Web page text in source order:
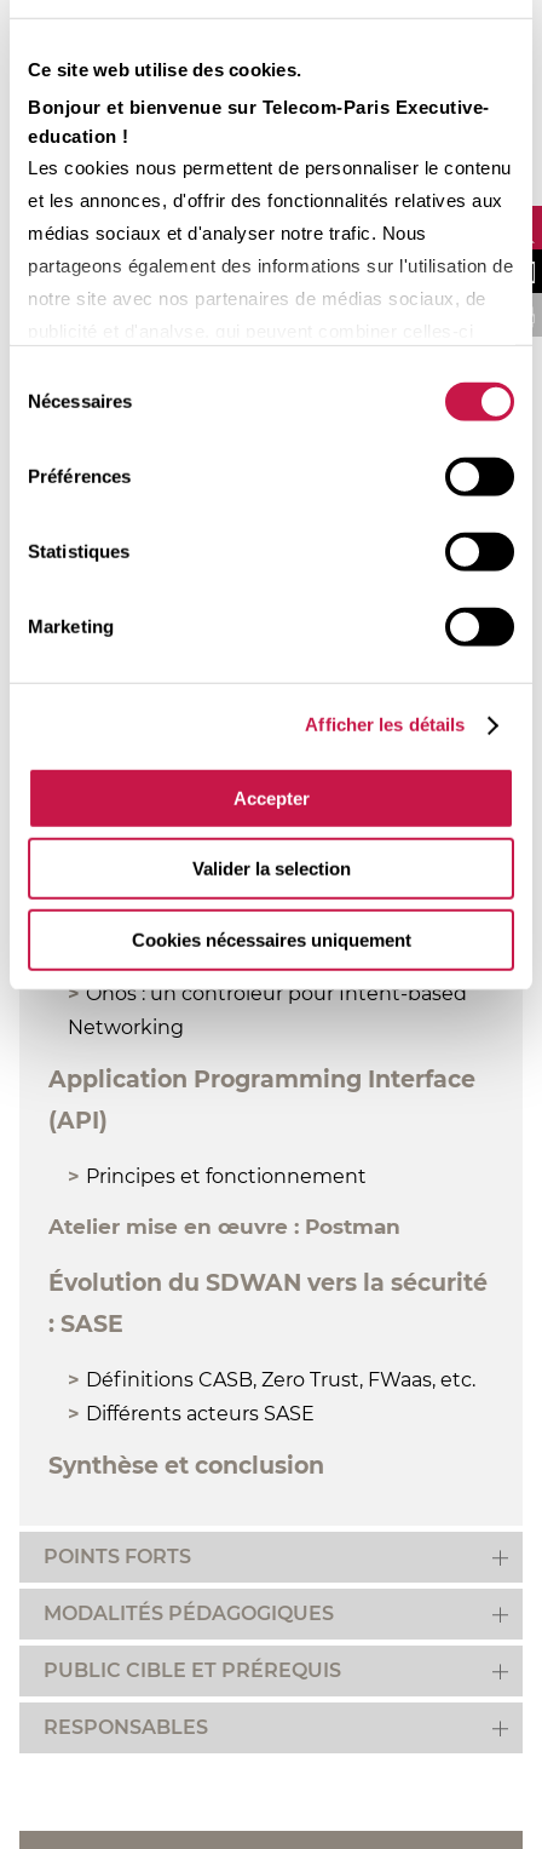
Ce site web utilise des cookies.
Bonjour et bienvenue sur Telecom-Paris Executive-
education !
Les cookies nous permettent de personnaliser le contenu
et les annonces, d'offrir des fonctionnalités relatives aux
médias sociaux et d'analyser notre trafic. Nous
partageons également des informations sur l'utilisation de
notre site avec nos partenaires de médias sociaux, de
ou qu'ils ont collectées lors de votre utilisation de leurs
Nécessaires
Préférences
Statistiques
Marketing
Afficher les détails
Accepter
Valider la selection
Cookies nécessaires uniquement
NOUS
FINANCER VOTRE
bénéfices associés
PROGRAMME
Introduction
NFVI : Network Functions
Virtualization Infrastructure
VNF manager
Containers)
Software-Defined Networking (SDN)
Principes et fonctionnement
Atelier mise en œuvre : OVS
Principes et fonctionnement
Onos : un contrôleur pour Intent-based
Networking
Application Programming Interface
(API)
Principes et fonctionnement
Atelier mise en œuvre : Postman
Évolution du SDWAN vers la sécurité
: SASE
Définitions CASB, Zero Trust, FWaas, etc.
Différents acteurs SASE
Synthèse et conclusion
POINTS FORTS
MODALITÉS PÉDAGOGIQUES
PUBLIC CIBLE ET PRÉREQUIS
RESPONSABLES